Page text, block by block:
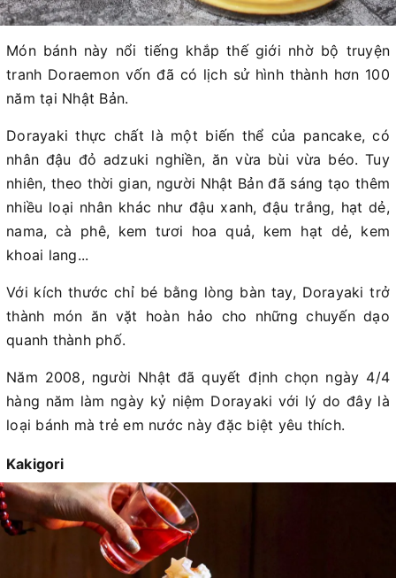
Món bánh này nổi tiếng khắp thế giới nhờ bộ truyện
tranh Doraemon vốn đã có lịch sử hình thành hơn 100
năm tại Nhật Bản.
Dorayaki thực chất là một biến thể của pancake, có
nhân đậu đỏ adzuki nghiền, ăn vừa bùi vừa béo. Tuy
nhiên, theo thời gian, người Nhật Bản đã sáng tạo thêm
nhiều loại nhân khác như đậu xanh, đậu trắng, hạt dẻ,
nama, cà phê, kem tươi hoa quả, kem hạt dẻ, kem
khoai lang...
Với kích thước chỉ bé bằng lòng bàn tay, Dorayaki trở
thành món ăn vặt hoàn hảo cho những chuyến dạo
quanh thành phố.
Năm 2008, người Nhật đã quyết định chọn ngày 4/4
hàng năm làm ngày kỷ niệm Dorayaki với lý do đây là
loại bánh mà trẻ em nước này đặc biệt yêu thích.
Kakigori